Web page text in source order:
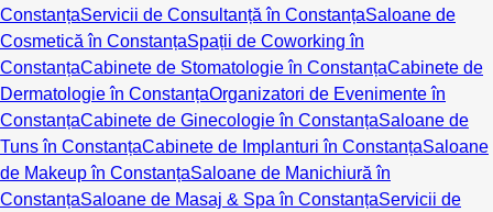
ConstanțaServicii de Consultanță în ConstanțaSaloane de
Cosmetică în ConstanțaSpații de Coworking în
ConstanțaCabinete de Stomatologie în ConstanțaCabinete de
Dermatologie în ConstanțaOrganizatori de Evenimente în
ConstanțaCabinete de Ginecologie în ConstanțaSaloane de
Tuns în ConstanțaCabinete de Implanturi în ConstanțaSaloane
de Makeup în ConstanțaSaloane de Manichiură în
ConstanțaSaloane de Masaj & Spa în ConstanțaServicii de